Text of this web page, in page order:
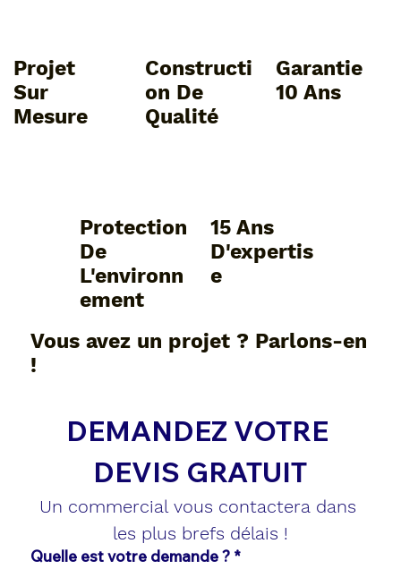
Projet
Sur
Mesure
Constructi
On De
Qualité
Garantie
10 Ans
Protection
De
L'environn
Ement
15 Ans
D'expertis
E
Vous avez un projet ? Parlons-en
!
DEVIS GRATUIT
Un commercial vous contactera dans
les plus brefs délais !
Quelle est votre demande ? *